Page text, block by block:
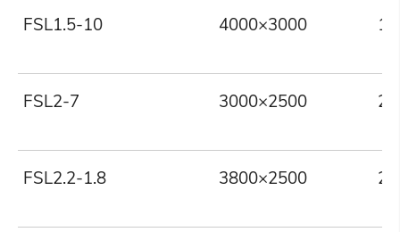
FSL1.5-10 4000×3000
FSL2-7 3000×2500 2
FSL2.2-1.8 3800×2500